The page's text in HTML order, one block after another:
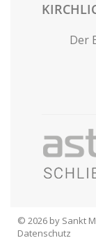
Der
© 2026 by Sankt
Datenschutz